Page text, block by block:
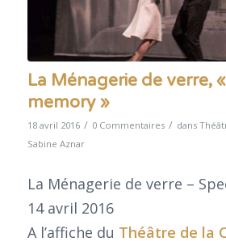
La Ménagerie de verre,
memory »
18 avril 2016 / 0 Commentaires / dans
Sabine Aznar
La Ménagerie de verre –
14 avril 2016
A l’affiche du Théâtre de la